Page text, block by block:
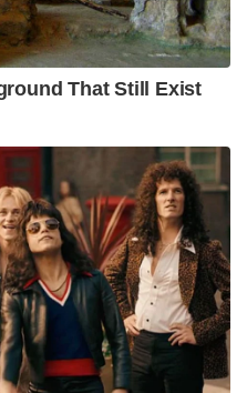
വളര്‍ന്നു വരുന്ന
ലേയിലെ
രാജ്യത്ത് താലിബാന്‍
ചുരുക്കം ചില
ചര്‍ച്ചയില്‍
മീഡിയയുമായുള്ള
തന്റെ രാജ്യത്ത്
”നാളെ, അടുത്ത മാസം
യുഎസ്